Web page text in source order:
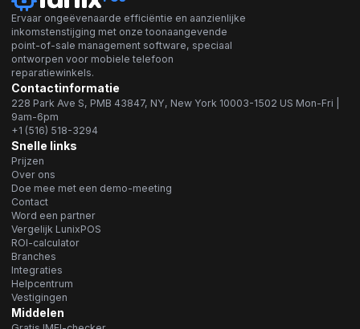
Ervaar ongeëvenaarde efficiëntie en aanzienlijke
inkomstenstijging met onze toonaangevende
point-of-sale management software, speciaal
ontworpen voor mobiele telefoon
reparatiewinkels.
Contactinformatie
228 Park Ave S, PMB 43847, NY, New York 10003-1502 US Mon-Fri |
9am-6pm
+1 (516) 518-3294
Snelle links
Prijzen
Over ons
Doe mee met een demo-meeting
Contact
Word een partner
Vergelijk LunixPOS
ROI-calculator
Branches
Integraties
Helpcentrum
Vestigingen
Middelen